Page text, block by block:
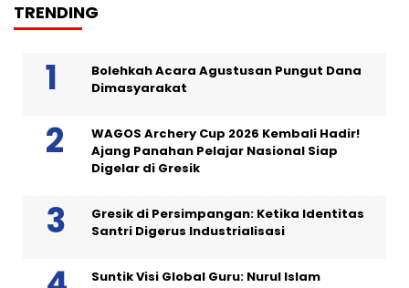
TRENDING
Bolehkah Acara Agustusan Pungut Dana
Dimasyarakat
WAGOS Archery Cup 2026 Kembali Hadir!
Ajang Panahan Pelajar Nasional Siap
Digelar di Gresik
Gresik di Persimpangan: Ketika Identitas
Santri Digerus Industrialisasi
Suntik Visi Global Guru: Nurul Islam